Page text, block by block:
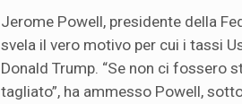
Jerome Powell, presidente della
svela il vero motivo per cui i tassi
Donald Trump. “Se non ci fossero
tagliato”, ha ammesso Powell,